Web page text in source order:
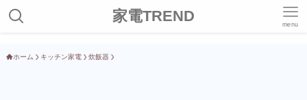
家電TREND menu
ホーム キッチン家電 炊飯器